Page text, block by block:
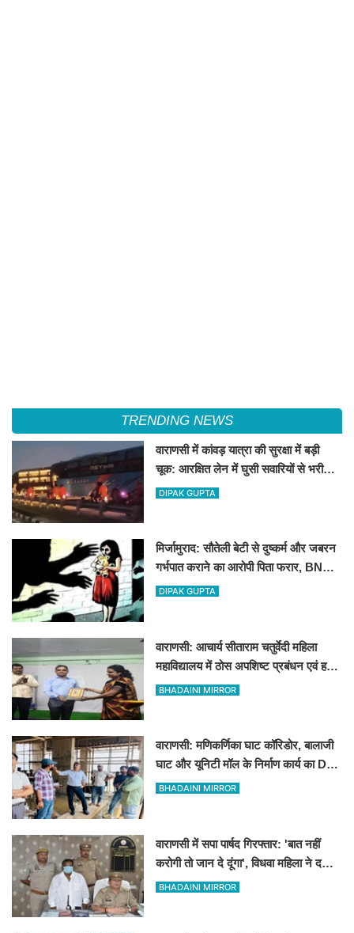
TRENDING NEWS
वाराणसी में कांवड़ यात्रा की सुरक्षा में बड़ी
चूक: आरक्षित लेन में घुसी सवारियों से भरी
बस, मचा हड़कंप
DIPAK GUPTA
मिर्जामुराद: सौतेली बेटी से दुष्कर्म और जबरन
गर्भपात कराने का आरोपी पिता फरार, BNS
और POCSO में केस दर्ज
DIPAK GUPTA
वाराणसी: आचार्य सीताराम चतुर्वेदी महिला
महाविद्यालय में ठोस अपशिष्ट प्रबंधन एवं हरित
ऊर्जा पर कार्यशाला आयोजित
BHADAINI MIRROR
वाराणसी: मणिकर्णिका घाट कॉरिडोर, बालाजी
घाट और यूनिटी मॉल के निर्माण कार्य का DM
ने लिया जायजा
BHADAINI MIRROR
वाराणसी में सपा पार्षद गिरफ्तार: 'बात नहीं
करोगी तो जान दे दूंगा', विधवा महिला ने दर्ज
कराया मुकदमा
BHADAINI MIRROR